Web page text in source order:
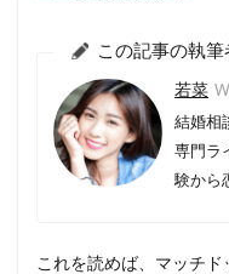
この記事の執筆
若菜
結婚相
専門ラ
験から
これを読めば、マッチ